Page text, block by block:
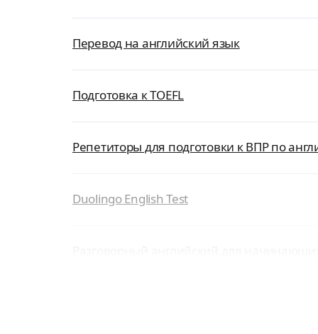
Перевод на английский язык
Подготовка к TOEFL
Репетиторы для подготовки к ВПР по
Duolingo English Test